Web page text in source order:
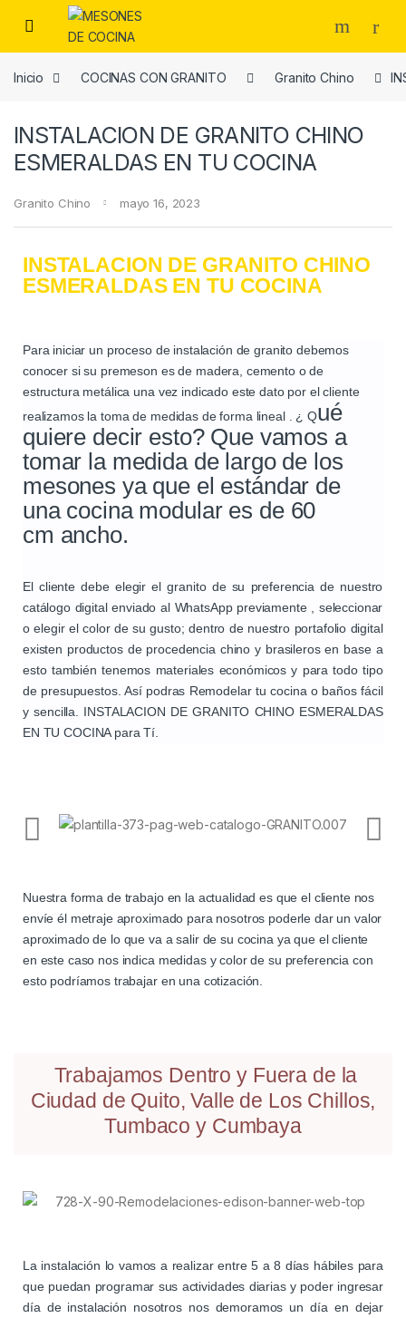
Inicio COCINAS CON GRANITO Granito Chino
INSTALACION DE GRANITO CHINO
ESMERALDAS EN TU COCINA
Granito Chino mayo 16, 2023
INSTALACION DE GRANITO CHINO
ESMERALDAS EN TU COCINA
Para iniciar un proceso de instalación de granito debemos
conocer si su premeson es de madera, cemento o de
estructura metálica una vez indicado este dato por el cliente
realizamos la toma de medidas de forma lineal . ¿ Qué
quiere decir esto? Que vamos a
tomar la medida de largo de los
mesones ya que el estándar de
una cocina modular es de 60
cm ancho.
El cliente debe elegir el granito de su preferencia de nuestro
catálogo digital enviado al WhatsApp previamente , seleccionar
o elegir el color de su gusto; dentro de nuestro portafolio digital
existen productos de procedencia chino y brasileros en base a
esto también tenemos materiales económicos y para todo tipo
de presupuestos. Así podras Remodelar tu cocina o baños fácil
y sencilla. INSTALACION DE GRANITO CHINO ESMERALDAS
EN TU COCINA para Tí.
Nuestra forma de trabajo en la actualidad es que el cliente nos
envíe él metraje aproximado para nosotros poderle dar un valor
aproximado de lo que va a salir de su cocina ya que el cliente
en este caso nos indica medidas y color de su preferencia con
esto podríamos trabajar en una cotización.
Trabajamos Dentro y Fuera de la
Ciudad de Quito, Valle de Los Chillos,
Tumbaco y Cumbaya
La instalación lo vamos a realizar entre 5 a 8 días hábiles para
que puedan programar sus actividades diarias y poder ingresar
día de instalación nosotros nos demoramos un día en dejar